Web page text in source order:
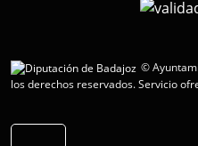
©
los derechos reservados.Servicio